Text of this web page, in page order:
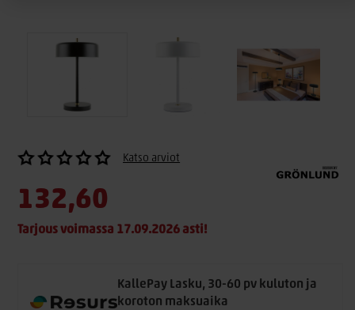
Katso arviot
132,60
Tarjous voimassa 17.09.2026 asti!
KallePay Lasku, 30-60 pv kuluton ja
koroton maksuaika